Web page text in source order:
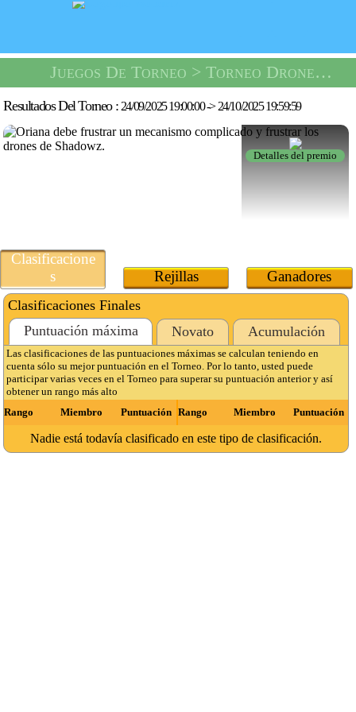
Juegos De Torneo > Torneo Drone Striker -
Resultados Del Torneo : 24/09/2025 19:00:00->24/10/2025 19:59:59
Detalles del premio
Clasificacione
s
Rejillas Ganadores
Clasificaciones Finales
Puntuación máxima
Novato Acumulación
Las clasificaciones de las puntuaciones máximas se calculan teniendo en
cuenta sólo su mejor puntuación en el Torneo. Por lo tanto, usted puede
participar varias veces en el Torneo para superar su puntuación anterior y así
obtener un rango más alto
Rango
Miembro Puntuación Rango Miembro Puntuación
Nadie está todavía clasificado en este tipo de clasificación.